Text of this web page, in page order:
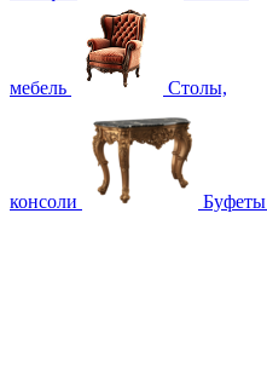
мебель Столы,
консоли Буфеты